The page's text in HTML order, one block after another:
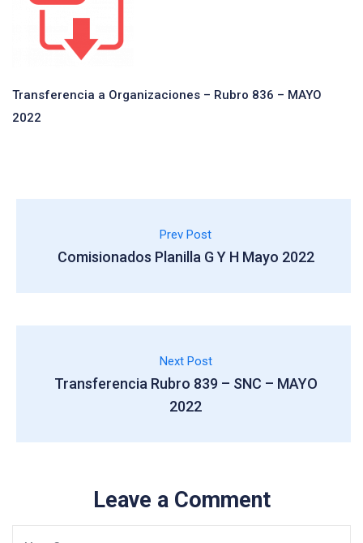
Transferencia a Organizaciones – Rubro 836 – MAYO
2022
Prev Post
Comisionados Planilla G Y H Mayo 2022
Next Post
Transferencia Rubro 839 – SNC – MAYO
2022
Leave a Comment